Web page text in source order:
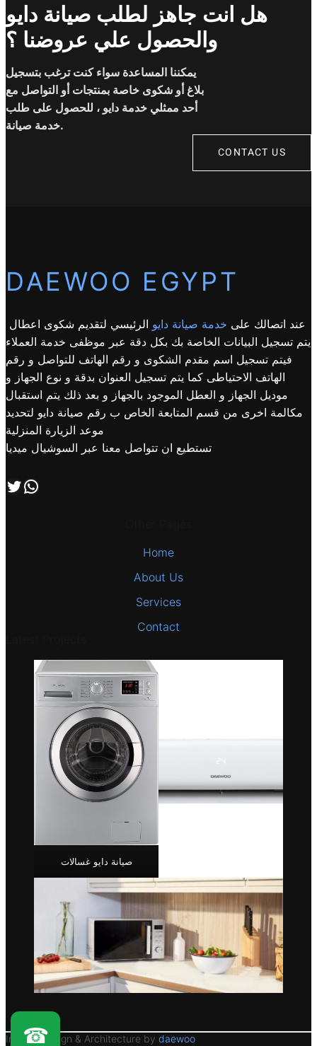
هل انت جاهز لطلب صيانة دايو
والحصول علي عروضنا ؟
يمكننا المساعدة سواء كنت ترغب بتسجيل
بلاغ أو شكوى خاصة بمنتجات أو التواصل مع
أحد ممثلي خدمة دايو ، للحصول على طلب
خدمة صيانة.
CONTACT US
DAEWOO EGYPT
عند اتصالك على خدمة صيانة دايو الرئيسي لتقديم شكوى اعطال
يتم تسجيل البيانات الخاصة بك بكل دقة عبر موظفى خدمة العملاء
فيتم تسجيل اسم مقدم الشكوى و رقم الهاتف للتواصل و رقم
الهاتف الاحتياطى كما يتم تسجيل العنوان بدقة و نوع الجهاز و
موديل الجهاز و العطل الموجود بالجهاز و بعد ذلك يتم استقبال
مكالمة اخرى من قسم المتابعة الخاص ب رقم صيانة دايو لتحديد
موعد الزيارة المنزلية
تستطيع ان تتواصل معنا عبر السوشيال ميديا
تابعنا علي صفحة التويتر اتصل بنا علي طريق الوتساب
Home
About Us
Services
Contact
صيانة دايو غسالات
Interior Design & Architecture by daewoo
☎